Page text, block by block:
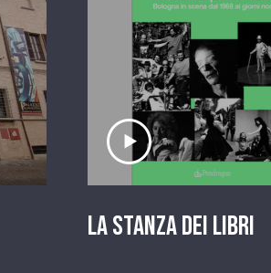
Ascolta il
La stanza dei Libri